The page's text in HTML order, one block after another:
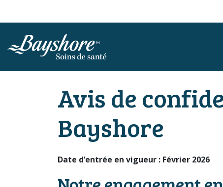
Avis de
Bayshore
Date d’entrée en vigueur : Février 2026